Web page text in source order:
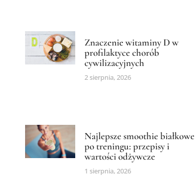
Znaczenie witaminy D w
profilaktyce chorób
cywilizacyjnych
2 sierpnia, 2026
Najlepsze smoothie białkowe
po treningu: przepisy i
wartości odżywcze
1 sierpnia, 2026